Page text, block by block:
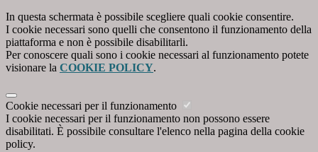
In questa schermata è possibile scegliere quali cookie consentire.
I cookie necessari sono quelli che consentono il funzionamento della
piattaforma e non è possibile disabilitarli.
Per conoscere quali sono i cookie necessari al funzionamento potete
visionare la COOKIE POLICY.
Cookie necessari per il funzionamento
I cookie necessari per il funzionamento non possono essere
disabilitati. È possibile consultare l'elenco nella pagina della cookie
policy.